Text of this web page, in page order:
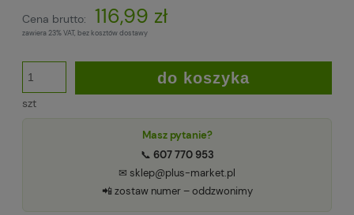
Cena brutto: 116,99 zł
zawiera 23% VAT, bez kosztów dostawy
szt
do koszyka
Masz pytanie?
📞 607 770 953
✉ sklep@plus-market.pl
📲 zostaw numer – oddzwonimy